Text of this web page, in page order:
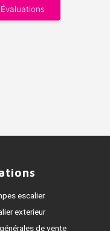
escalier
exterieur
de vente